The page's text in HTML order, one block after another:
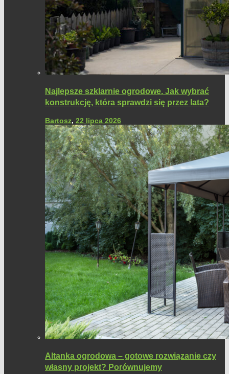
Najlepsze szklarnie ogrodowe. Jak wybrać
konstrukcję, która sprawdzi się przez lata?
Bartosz, 22 lipca 2026
Altanka ogrodowa – gotowe rozwiązanie czy
własny projekt? Porównujemy